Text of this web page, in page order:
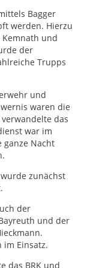
Bagger
werden. Hierzu
und
der
Trupps
und
waren die
das
war im
ganze Nacht
zunächst
der
und der
im Einsatz.
das BRK und